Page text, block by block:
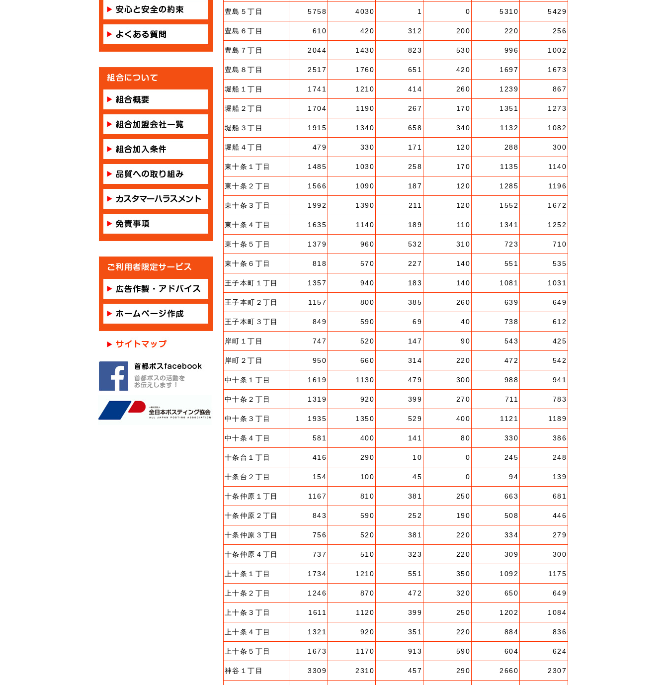
豊島５丁目 5758 4030 1 0 5310 5429
豊島６丁目 610 420 312 200 220 256
豊島７丁目 2044 1430 823 530 996 1002
豊島８丁目 2517 1760 651 420 1697 1673
堀船１丁目 1741 1210 414 260 1239 867
堀船２丁目 1704 1190 267 170 1351 1273
堀船３丁目 1915 1340 658 340 1132 1082
堀船４丁目 479 330 171 120 288 300
東十条１丁目 1485 1030 258 170 1135 1140
東十条２丁目 1566 1090 187 120 1285 1196
東十条３丁目 1992 1390 211 120 1552 1672
東十条４丁目 1635 1140 189 110 1341 1252
東十条５丁目 1379 960 532 310 723 710
東十条６丁目 818 570 227 140 551 535
王子本町１丁目 1357 940 183 140 1081 1031
王子本町２丁目 1157 800 385 260 639 649
王子本町３丁目 849 590 69 40 738 612
岸町１丁目 747 520 147 90 543 425
岸町２丁目 950 660 314 220 472 542
中十条１丁目 1619 1130 479 300 988 941
中十条２丁目 1319 920 399 270 711 783
中十条３丁目 1935 1350 529 400 1121 1189
中十条４丁目 581 400 141 80 330 386
十条台１丁目 416 290 10 0 245 248
十条台２丁目 154 100 45 0 94 139
十条仲原１丁目 1167 810 381 250 663 681
十条仲原２丁目 843 590 252 190 508 446
十条仲原３丁目 756 520 381 220 334 279
十条仲原４丁目 737 510 323 220 309 300
上十条１丁目 1734 1210 551 350 1092 1175
上十条２丁目 1246 870 472 320 650 649
上十条３丁目 1611 1120 399 250 1202 1084
上十条４丁目 1321 920 351 220 884 836
上十条５丁目 1673 1170 913 590 604 624
神谷１丁目 3309 2310 457 290 2660 2307